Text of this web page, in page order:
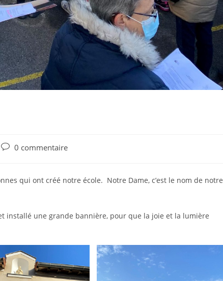
0 commentaire
qui ont créé notre école. Notre Dame, c’est le nom de notre
installé une grande bannière, pour que la joie et la lumière